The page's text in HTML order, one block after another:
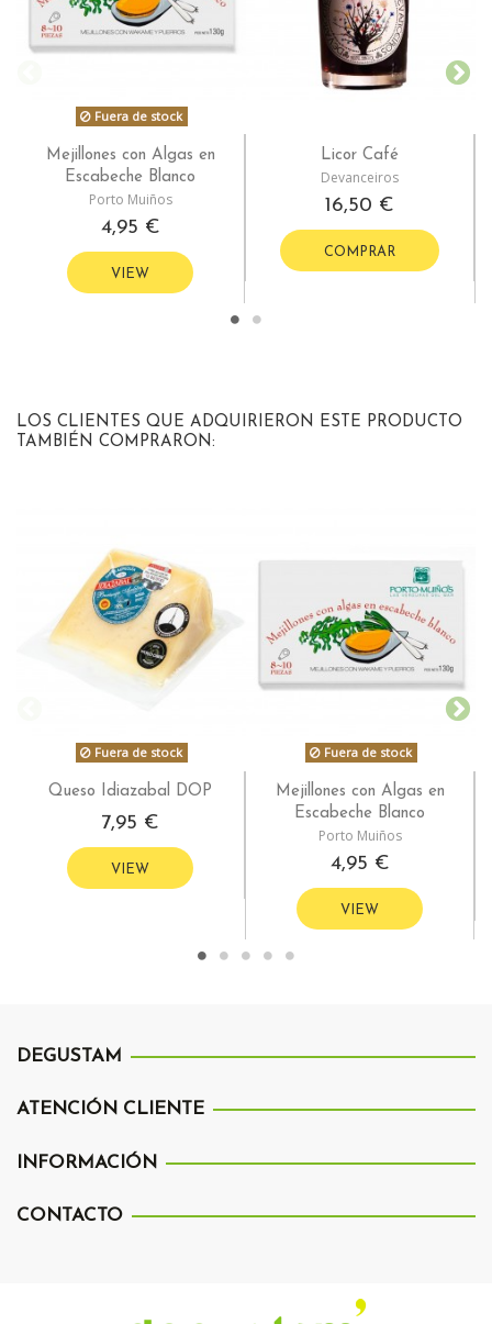
Fuera de stock
Mejillones con Algas en
Escabeche Blanco
Porto Muiños
4,95 €
VIEW
Licor Café
Devanceiros
16,50 €
COMPRAR
LOS CLIENTES QUE ADQUIRIERON ESTE PRODUCTO
TAMBIÉN COMPRARON:
Fuera de stock
Queso Idiazabal DOP
7,95 €
VIEW
Fuera de stock
Mejillones con Algas en
Escabeche Blanco
Porto Muiños
4,95 €
VIEW
DEGUSTAM
ATENCIÓN CLIENTE
INFORMACIÓN
CONTACTO